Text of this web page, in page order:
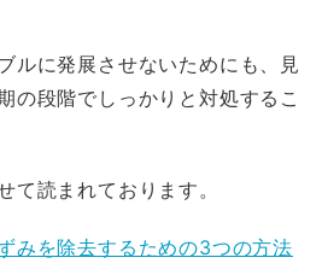
ルに発展させないためにも、見
の段階でしっかりと対処するこ
読まれております。
みを除去するための3つの方法